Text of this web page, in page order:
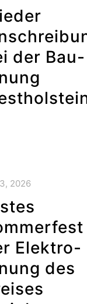
der Bau-
2026
Elektro-
des